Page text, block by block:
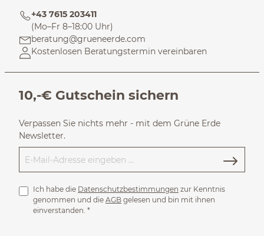
+43 7615 203411
(Mo–Fr 8–18:00 Uhr)
beratung@grueneerde.com
Kostenlosen Beratungstermin vereinbaren
10,-€ Gutschein sichern
Verpassen Sie nichts mehr - mit dem Grüne Erde
Newsletter.
Ich habe die Datenschutzbestimmungen zur Kenntnis
genommen und die AGB gelesen und bin mit ihnen
einverstanden. *